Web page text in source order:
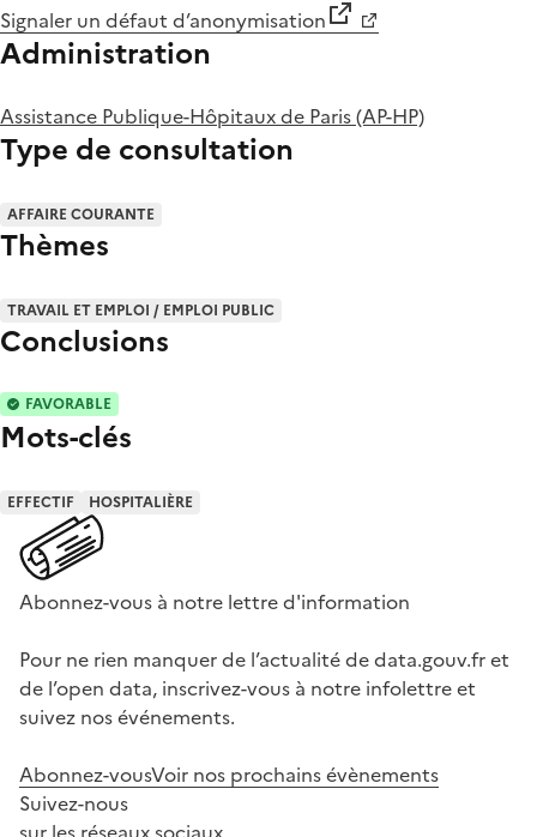
Signaler un défaut d’anonymisation
Administration
Assistance Publique-Hôpitaux de Paris (AP-HP)
Type de consultation
AFFAIRE COURANTE
Thèmes
TRAVAIL ET EMPLOI / EMPLOI PUBLIC
Conclusions
FAVORABLE
Mots-clés
EFFECTIF HOSPITALIÈRE
Abonnez-vous à notre lettre d'information
Pour ne rien manquer de l’actualité de data.gouv.fr et
de l’open data, inscrivez-vous à notre infolettre et
suivez nos événements.
Abonnez-vousVoir nos prochains évènements
Suivez-nous